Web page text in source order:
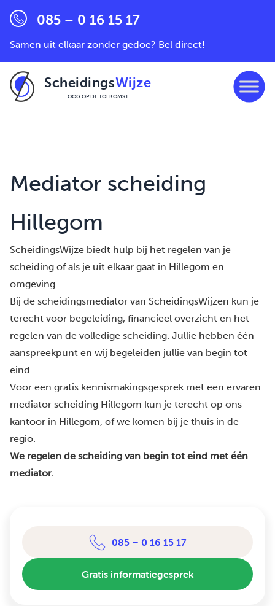
085 – 0 16 15 17
Samen uit elkaar zonder gedoe? Bel direct!
ScheidingsWijze
OOG OP DE TOEKOMST
Mediator scheiding
Hillegom
ScheidingsWijze biedt hulp bij het regelen van je
scheiding of als je uit elkaar gaat in Hillegom en
omgeving.
Bij de scheidingsmediator van ScheidingsWijzen kun je
terecht voor begeleiding, financieel overzicht en het
regelen van de volledige scheiding. Jullie hebben één
aanspreekpunt en wij begeleiden jullie van begin tot
eind.
Voor een gratis kennismakingsgesprek met een ervaren
mediator scheiding Hillegom kun je terecht op ons
kantoor in Hillegom, of we komen bij je thuis in de
regio.
We regelen de scheiding van begin tot eind met één
mediator.
085 – 0 16 15 17
Gratis informatiegesprek